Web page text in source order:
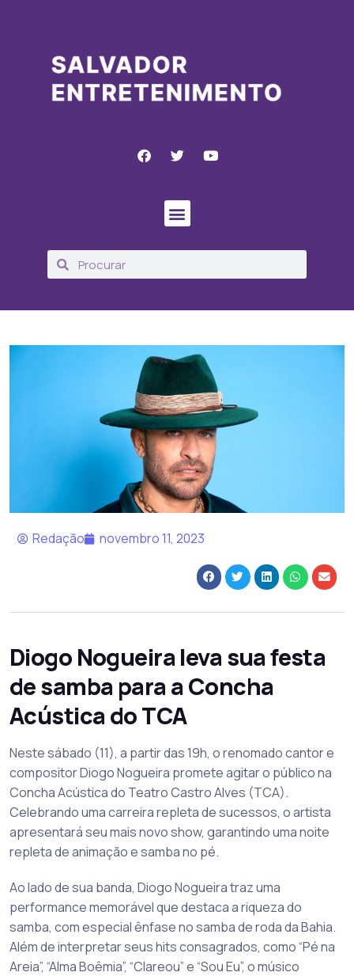
Redação novembro 11, 2023
Diogo Nogueira leva sua festa
de samba para a Concha
Acústica do TCA
Neste sábado (11), a partir das 19h, o renomado cantor e
compositor Diogo Nogueira promete agitar o público na
Concha Acústica do Teatro Castro Alves (TCA).
Celebrando uma carreira repleta de sucessos, o artista
apresentará seu mais novo show, garantindo uma noite
repleta de animação e samba no pé.
Ao lado de sua banda, Diogo Nogueira traz uma
performance memorável que destaca a riqueza do
samba, com especial ênfase no samba de roda da Bahia.
Além de interpretar seus hits consagrados, como “Pé na
Areia”, “Alma Boêmia”, “Clareou” e “Sou Eu”, o músico